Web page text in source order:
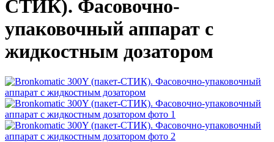
СТИК). Фасовочно-
упаковочный аппарат с
жидкостным дозатором